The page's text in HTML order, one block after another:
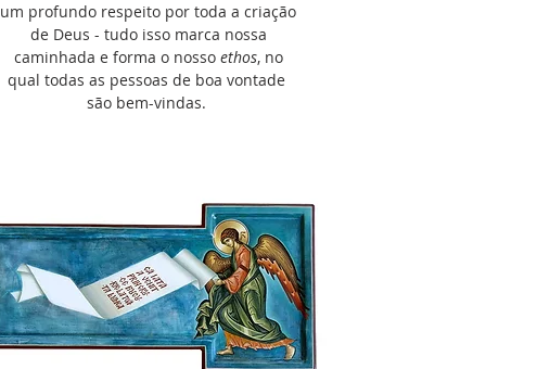
um profundo respeito por toda a criação
de Deus - tudo isso marca nossa
caminhada e forma o nosso ethos, no
qual todas as pessoas de boa vontade
são bem-vindas.